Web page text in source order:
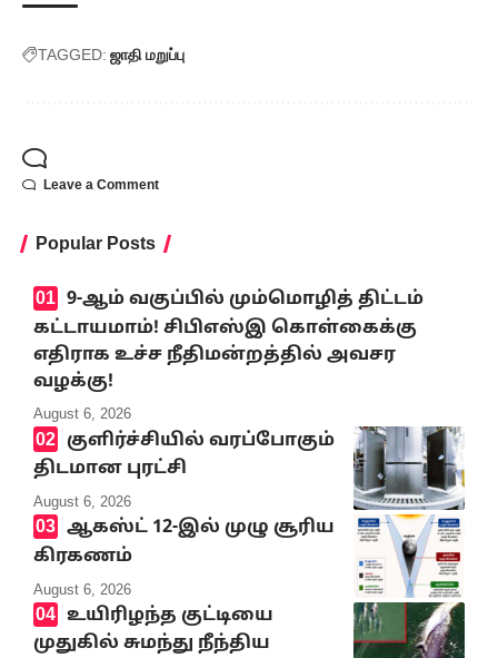
TAGGED: ஜாதி மறுப்பு
Leave a Comment
Popular Posts
9-ஆம் வகுப்பில் மும்மொழித் திட்டம்
கட்டாயமாம்! சிபிஎஸ்இ கொள்கைக்கு
எதிராக உச்ச நீதிமன்றத்தில் அவசர
வழக்கு!
August 6, 2026
குளிர்ச்சியில் வரப்போகும்
திடமான புரட்சி
August 6, 2026
ஆகஸ்ட் 12-இல் முழு சூரிய
கிரகணம்
August 6, 2026
உயிரிழந்த குட்டியை
முதுகில் சுமந்து நீந்திய